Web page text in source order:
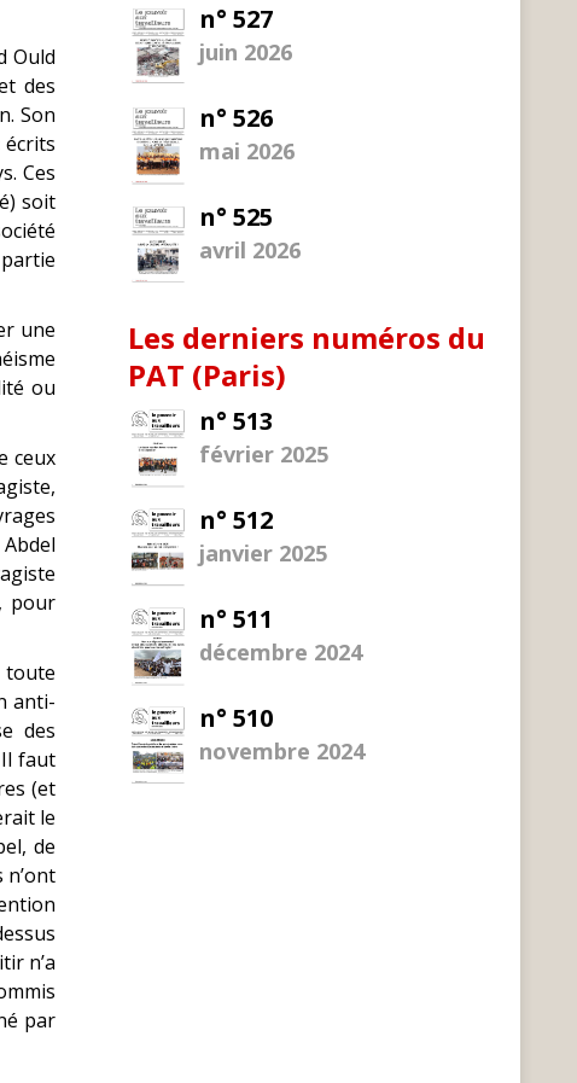
Ould
des
Son
écrits
Ces
soit
une
ou
ceux
pour
toute
anti-
des
Il faut
(et
le
de
n’ont
n’a
par
n° 527
juin 2026
n° 526
mai 2026
n° 525
avril 2026
Les derniers numéros du
PAT (Paris)
n° 513
février 2025
n° 512
janvier 2025
n° 511
décembre 2024
n° 510
novembre 2024